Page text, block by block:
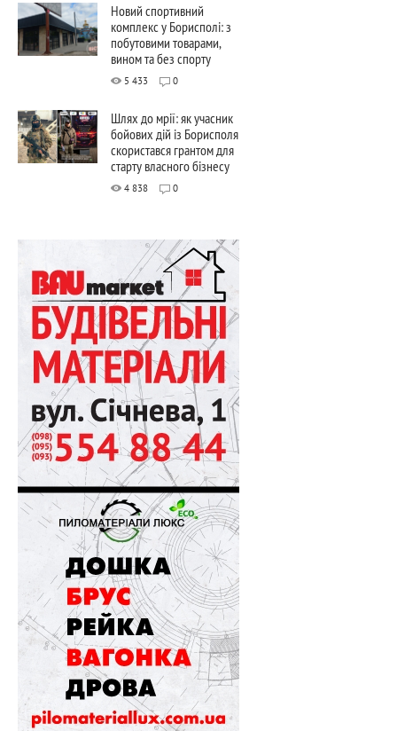
Новий спортивний
комплекс у Борисполі: з
побутовими товарами,
вином та без спорту
5 433 0
Шлях до мрії: як учасник
бойових дій із Борисполя
скористався грантом для
старту власного бізнесу
4 838 0